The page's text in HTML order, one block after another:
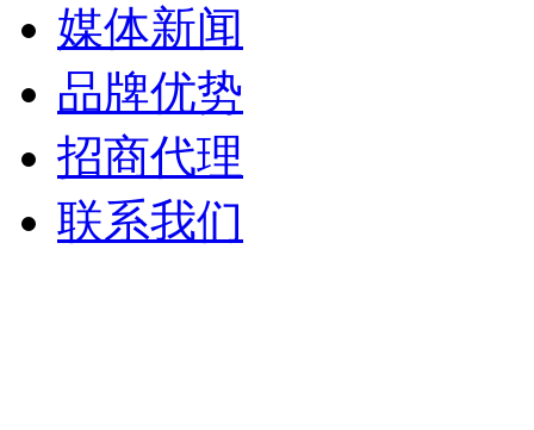
媒体新闻
品牌优势
招商代理
联系我们